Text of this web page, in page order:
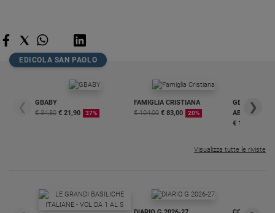
EDICOLA SAN PAOLO
❮
GBABY
€ 34,80 € 21,90 37%
FAMIGLIA CRISTIANA
€ 104,00 € 83,00 20%
GBABY
€ 16,99
❯
Visualizza tutte le riviste